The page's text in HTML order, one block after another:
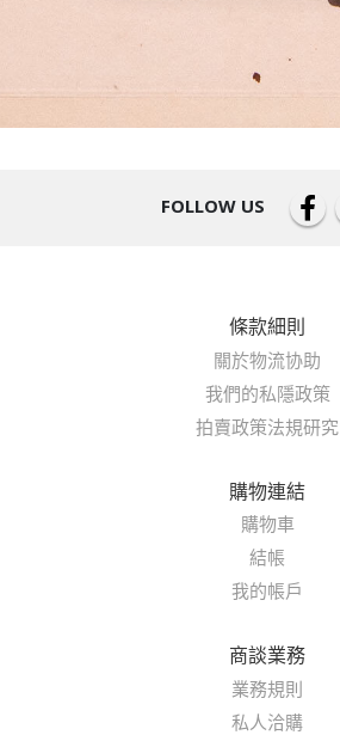
FOLLOW US
條款細則
關於物流协助
我們的私隱政策
拍賣政策法規研究
購物連結
購物車
結帳
我的帳戶
商談業務
業務規則
私人洽購